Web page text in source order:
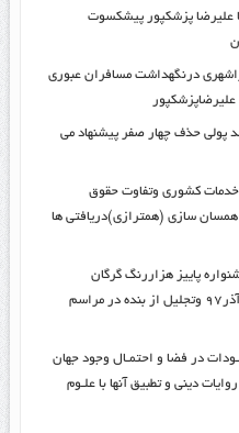
علیرضا پزشکپور پیشکسوت
درنگهداشت مسافران عبوری
پولی حذف چهار صفر پیشنهاد می
خدمات کشوری وتفاوت حقوق
همسان سازی (همترازی)دریافتی ها
پاییز هزاررنگ گرگان
درمراسم افتتاحیه سومین سال آن۷آذر۹۷ وتجلیل از بنده در مراسم
در فضا و احتمـال وجود جهان
دینی و تطبیق آنها با علـوم